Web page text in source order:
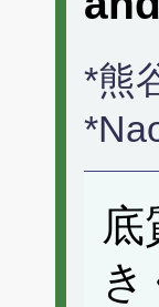
*熊
底